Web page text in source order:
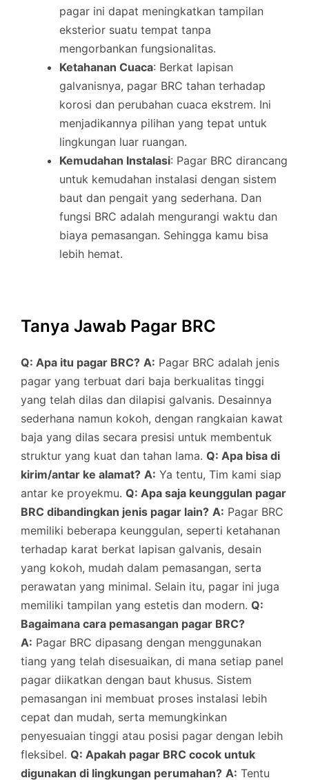
pagar ini dapat meningkatkan tampilan
eksterior suatu tempat tanpa
mengorbankan fungsionalitas.
Ketahanan Cuaca: Berkat lapisan
galvanisnya, pagar BRC tahan terhadap
korosi dan perubahan cuaca ekstrem. Ini
menjadikannya pilihan yang tepat untuk
lingkungan luar ruangan.
Kemudahan Instalasi: Pagar BRC dirancang
untuk kemudahan instalasi dengan sistem
baut dan pengait yang sederhana. Dan
fungsi BRC adalah mengurangi waktu dan
biaya pemasangan. Sehingga kamu bisa
lebih hemat.
Tanya Jawab Pagar BRC
Q: Apa itu pagar BRC? A: Pagar BRC adalah jenis
pagar yang terbuat dari baja berkualitas tinggi
yang telah dilas dan dilapisi galvanis. Desainnya
sederhana namun kokoh, dengan rangkaian kawat
baja yang dilas secara presisi untuk membentuk
struktur yang kuat dan tahan lama. Q: Apa bisa di
kirim/antar ke alamat? A: Ya tentu, Tim kami siap
antar ke proyekmu. Q: Apa saja keunggulan pagar
BRC dibandingkan jenis pagar lain? A: Pagar BRC
memiliki beberapa keunggulan, seperti ketahanan
terhadap karat berkat lapisan galvanis, desain
yang kokoh, mudah dalam pemasangan, serta
perawatan yang minimal. Selain itu, pagar ini juga
memiliki tampilan yang estetis dan modern. Q:
Bagaimana cara pemasangan pagar BRC?
A: Pagar BRC dipasang dengan menggunakan
tiang yang telah disesuaikan, di mana setiap panel
pagar diikatkan dengan baut khusus. Sistem
pemasangan ini membuat proses instalasi lebih
cepat dan mudah, serta memungkinkan
penyesuaian tinggi atau posisi pagar dengan lebih
fleksibel. Q: Apakah pagar BRC cocok untuk
digunakan di lingkungan perumahan? A: Tentu